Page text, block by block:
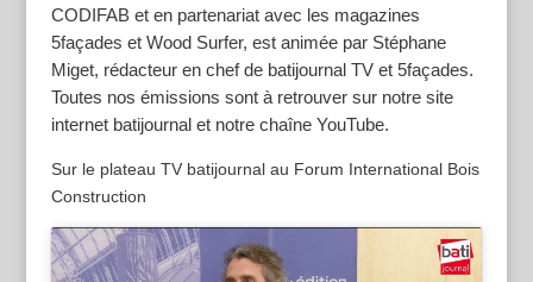
CODIFAB et en partenariat avec les magazines
5façades et Wood Surfer, est animée par Stéphane
Miget, rédacteur en chef de batijournal TV et 5façades.
Toutes nos émissions sont à retrouver sur notre site
internet batijournal et notre chaîne YouTube.
Sur le plateau TV batijournal au Forum International Bois
Construction